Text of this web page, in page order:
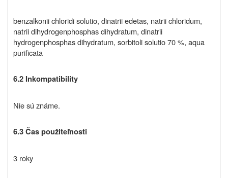
benzalkonii chloridi solutio, dinatrii edetas, natrii chloridum,
natrii dihydrogenphosphas dihydratum, dinatrii
hydrogenphosphas dihydratum, sorbitoli solutio 70 %, aqua
purificata
6.2 Inkompatibility
Nie sú známe.
6.3 Čas použiteľnosti
3 roky